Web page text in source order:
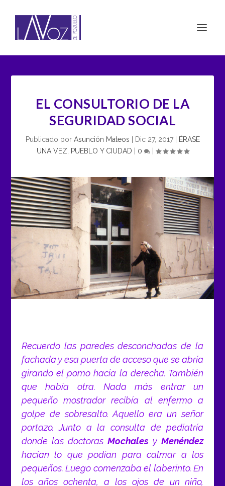
EL CONSULTORIO DE LA
SEGURIDAD SOCIAL
Publicado por Asunción Mateos Dic 27, 2017|
ÉRASE
UNA VEZ
PUEBLO Y CIUDAD 0 |
Recuerdo las paredes desconchadas de la
fachada y esa puerta de acceso que se abría
girando el pomo hacia la derecha. También
que había otra. Nada más entrar un
pequeño mostrador recibía al enfermo a
golpe de sobresalto. Aquello era unseñor
portazo. Junto a la consulta de pediatría
donde las doctorasMochales yMenéndez
hacían lo que podían para calmar a los
pequeños. Luego comenzaba el laberinto. En
los años ochenta, a los ojos de un niño,